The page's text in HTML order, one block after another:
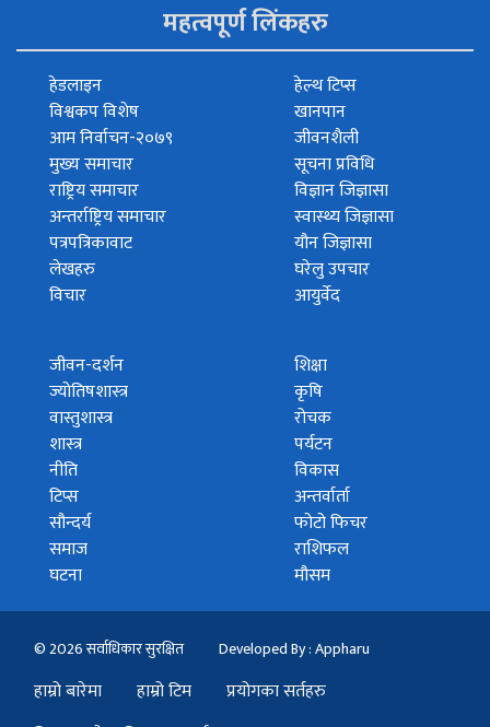
महत्वपूर्ण लिंकहरु
हेडलाइन
विश्वकप विशेष
आम निर्वाचन-२०७९
मुख्य समाचार
राष्ट्रिय समाचार
अन्तर्राष्ट्रिय समाचार
पत्रपत्रिकावाट
लेखहरु
विचार
हेल्थ टिप्स
खानपान
जीवनशैली
सूचना प्रविधि
विज्ञान जिज्ञासा
स्वास्थ्य जिज्ञासा
यौन जिज्ञासा
घरेलु उपचार
आयुर्वेद
जीवन-दर्शन
ज्योतिषशास्त्र
वास्तुशास्त्र
शास्त्र
नीति
टिप्स
सौन्दर्य
समाज
घटना
शिक्षा
कृषि
रोचक
पर्यटन
विकास
अन्तर्वार्ता
फोटो फिचर
राशिफल
मौसम
© 2026 सर्वाधिकार सुरक्षित Developed By : Appharu
हाम्रो बारेमा हाम्रो टिम
प्रयोगका सर्तहरु